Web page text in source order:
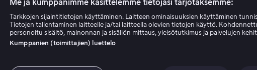
Me ja kumppanimme käsittelemme tietojasi tarjotaksemme:
Tarkkojen sijaintitietojen käyttäminen. Laitteen ominaisuuksien käyttäminen
Tietojen tallentaminen laitteelle ja/tai laitteella olevien tietojen käyttö.
personoitu sisältö, mainonnan ja sisällön mittaus, yleisötutkimus ja palvelujen
Kumppanien (toimittajien) luettelo